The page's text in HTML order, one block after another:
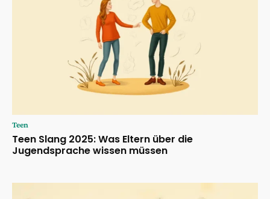
Teen
Teen Slang 2025: Was Eltern über die
Jugendsprache wissen müssen